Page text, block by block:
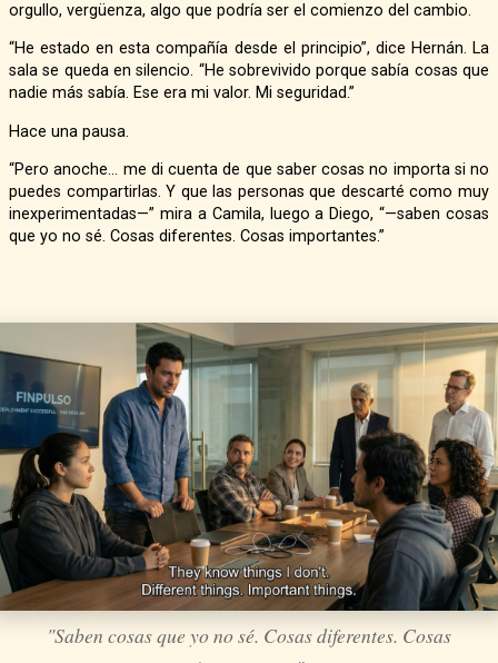
orgullo, vergüenza, algo que podría ser el comienzo del cambio.
“He estado en esta compañía desde el principio”, dice Hernán. La
sala se queda en silencio. “He sobrevivido porque sabía cosas que
nadie más sabía. Ese era mi valor. Mi seguridad.”
Hace una pausa.
“Pero anoche… me di cuenta de que saber cosas no importa si no
puedes compartirlas. Y que las personas que descarté como muy
inexperimentadas—” mira a Camila, luego a Diego, “—saben cosas
que yo no sé. Cosas diferentes. Cosas importantes.”
"Saben cosas que yo no sé. Cosas diferentes. Cosas